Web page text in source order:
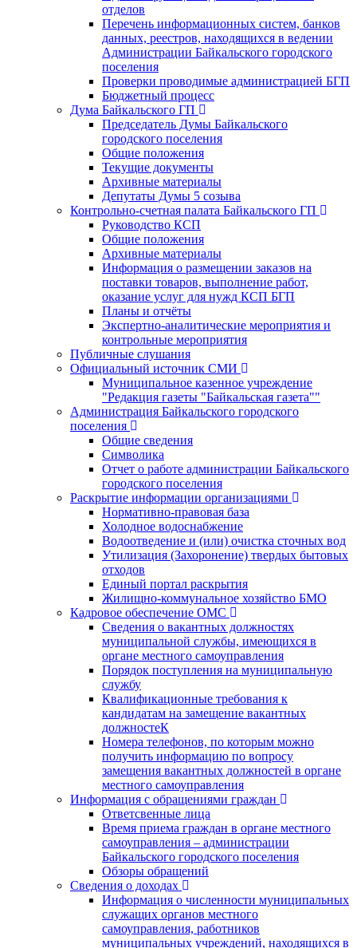
отделов
Перечень информационных систем, банков
данных, реестров, находящихся в ведении
Администрации Байкальского городского
поселения
Проверки проводимые администрацией БГП
Бюджетный процесс
Дума Байкальского ГП
Председатель Думы Байкальского
городского поселения
Общие положения
Текущие документы
Архивные материалы
Депутаты Думы 5 созыва
Контрольно-счетная палата Байкальского ГП
Руководство КСП
Общие положения
Архивные материалы
Информация о размещении заказов на
поставки товаров, выполнение работ,
оказание услуг для нужд КСП БГП
Планы и отчёты
Экспертно-аналитические мероприятия и
контрольные мероприятия
Публичные слушания
Официальный источник СМИ
Муниципальное казенное учреждение
"Редакция газеты "Байкальская газета""
Администрация Байкальского городского
поселения
Общие сведения
Символика
Отчет о работе администрации Байкальского
городского поселения
Раскрытие информации организациями
Нормативно-правовая база
Холодное водоснабжение
Водоотведение и (или) очистка сточных вод
Утилизация (Захоронение) твердых бытовых
отходов
Единый портал раскрытия
Жилищно-коммунальное хозяйство БМО
Кадровое обеспечение ОМС
Сведения о вакантных должностях
муниципальной службы, имеющихся в
органе местного самоуправления
Порядок поступления на муниципальную
службу
Квалификационные требования к
кандидатам на замещение вакантных
должностеК
Номера телефонов, по которым можно
получить информацию по вопросу
замещения вакантных должностей в органе
местного самоуправления
Информация с обращениями граждан
Ответсвенные лица
Время приема граждан в органе местного
самоуправления – администрации
Байкальского городского поселения
Обзоры обращений
Сведения о доходах
Информация о численности муниципальных
служащих органов местного
самоуправления, работников
муниципальных учреждений, находящихся в